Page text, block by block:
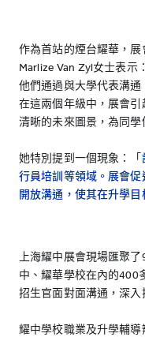
作為首站的煙台耀華，
Marlize Van Zyl女士表示
他們通過與大學代表溝通
在這兩個年級中，展會
清晰的未來圖景，為同學
她特別提到一個現象：「
行員培訓等領域。展會
開放溝通，使其在升學目
上海耀中展會現場匯聚
中、耀華學校在內的400
招生官面對面溝通，深入
耀中學校職業及升學輔